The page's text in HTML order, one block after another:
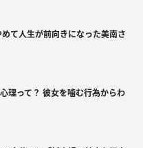
めて人生が前向きになった美南さ
理って？ 彼女を噛む行為からわ